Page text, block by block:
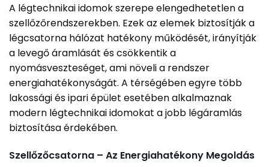
A légtechnikai idomok szerepe elengedhetetlen a
szellőzőrendszerekben. Ezek az elemek biztosítják a
légcsatorna hálózat hatékony működését, irányítják
a levegő áramlását és csökkentik a
nyomásveszteséget, ami növeli a rendszer
energiahatékonyságát. A térségében egyre több
lakossági és ipari épület esetében alkalmaznak
modern légtechnikai idomokat a jobb légáramlás
biztosítása érdekében.
Szellőzőcsatorna – Az Energiahatékony Megoldás